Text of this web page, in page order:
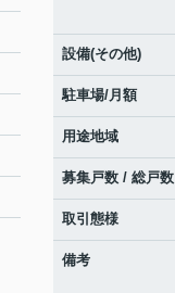
設備(その他)
駐車場/月額
用途地域
募集戸数 / 総戸数
取引態様
備考